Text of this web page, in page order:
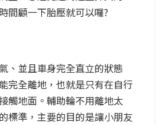
間顧一下胎壓就可以囉?
、並且車身完全直立的狀態
完全離地，也就是只有在自行
觸地面。輔助輪不用離地太
標準，主要的目的是讓小朋友